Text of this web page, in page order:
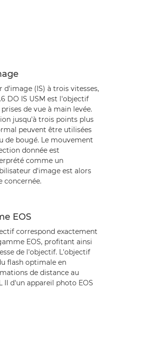
(IS) à trois vitesses,
DO IS USM est l'objectif
de vue à main levée.
jusqu'à trois points plus
peuvent être utilisées
de bougé. Le mouvement
donnée est
comme un
d'image est alors
concernée.
EOS
correspond exactement
EOS, profitant ainsi
de l'objectif. L'objectif
flash optimale en
de distance au
II d'un appareil photo EOS